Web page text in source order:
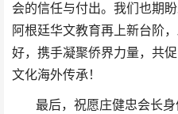
会的信任与付出。我们也期
阿根廷华文教育再上新台阶
好，携手凝聚侨界力量，共
文化海外传承！
最后，祝愿庄健忠会长身